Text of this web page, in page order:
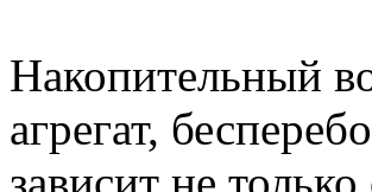
Накопительный
агрегат,
зависит не